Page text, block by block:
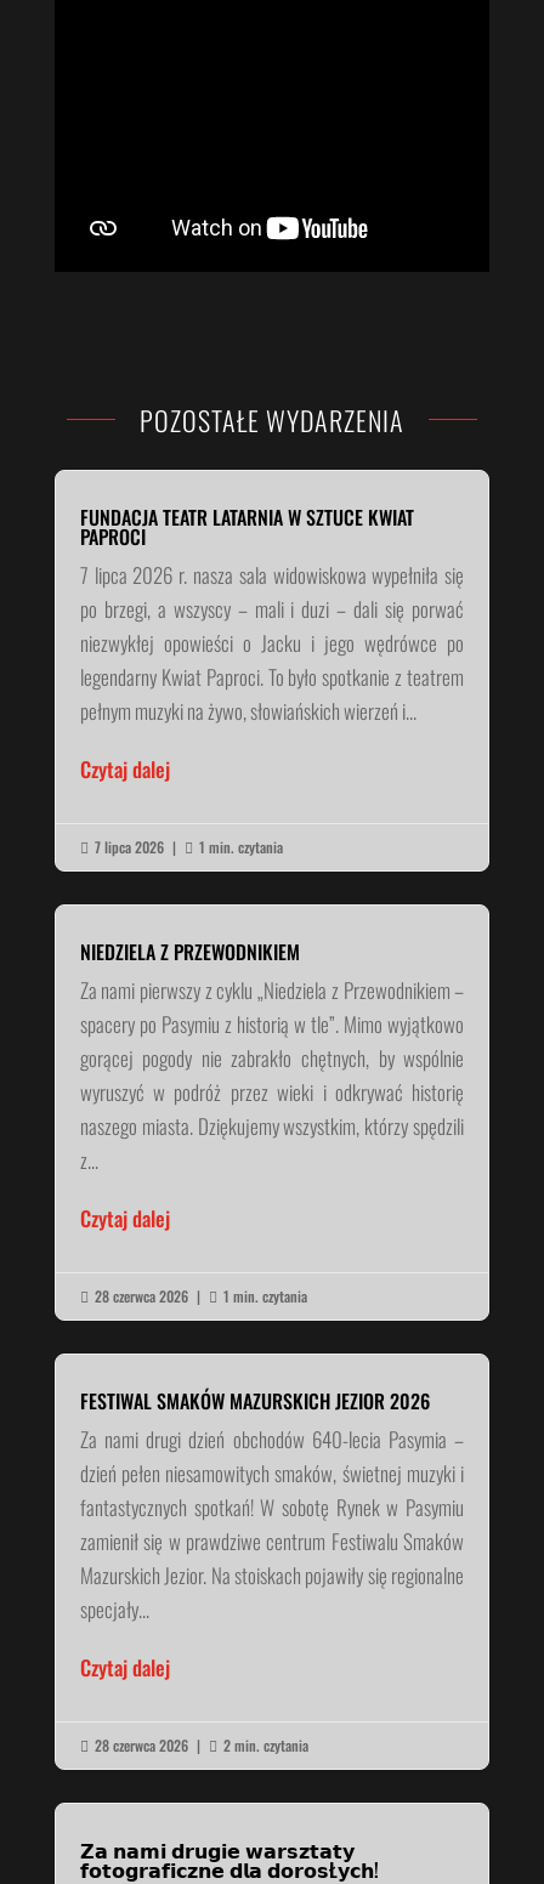
POZOSTAŁE WYDARZENIA
FUNDACJA TEATR LATARNIA W SZTUCE KWIAT
PAPROCI
7 lipca 2026 r. nasza sala widowiskowa wypełniła się
po brzegi, a wszyscy – mali i duzi – dali się porwać
niezwykłej opowieści o Jacku i jego wędrówce po
legendarny Kwiat Paproci. To było spotkanie z teatrem
pełnym muzyki na żywo, słowiańskich wierzeń i...
Czytaj dalej
 7 lipca 2026 |  1 min. czytania
NIEDZIELA Z PRZEWODNIKIEM
Za nami pierwszy z cyklu „Niedziela z Przewodnikiem –
spacery po Pasymiu z historią w tle”. Mimo wyjątkowo
gorącej pogody nie zabrakło chętnych, by wspólnie
wyruszyć w podróż przez wieki i odkrywać historię
naszego miasta. Dziękujemy wszystkim, którzy spędzili
z...
Czytaj dalej
 28 czerwca 2026 |  1 min. czytania
FESTIWAL SMAKÓW MAZURSKICH JEZIOR 2026
Za nami drugi dzień obchodów 640-lecia Pasymia –
dzień pełen niesamowitych smaków, świetnej muzyki i
fantastycznych spotkań! W sobotę Rynek w Pasymiu
zamienił się w prawdziwe centrum Festiwalu Smaków
Mazurskich Jezior. Na stoiskach pojawiły się regionalne
specjały...
Czytaj dalej
 28 czerwca 2026 |  2 min. czytania
𝗭𝗮 𝗻𝗮𝗺𝗶 𝗱𝗿𝘂𝗴𝗶𝗲 𝘄𝗮𝗿𝘀𝘇𝘁𝗮𝘁𝘆
𝗳𝗼𝘁𝗼𝗴𝗿𝗮𝗳𝗶𝗰𝘇𝗻𝗲 𝗱𝗹𝗮 𝗱𝗼𝗿𝗼𝘀Ł𝘆𝗰𝗵!